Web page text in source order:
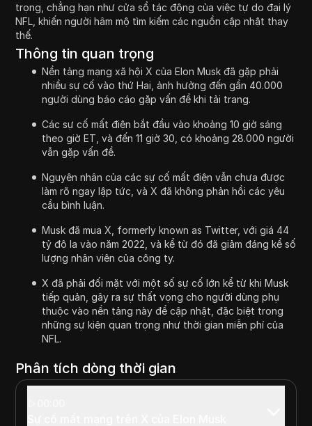
trọng, chẳng hạn như cửa sổ tác động của việc tự do đại lý
NFL, khiến người hâm mộ tìm kiếm các nguồn cập nhật thay
thế.
Thông tin quan trọng
Nền tảng mạng xã hội X của Elon Musk đã gặp phải
nhiều sự cố vào thứ Hai, ảnh hưởng đến gần 40.000
người dùng báo cáo gặp vấn đề khi tải trang.
Các sự cố mất điện bắt đầu vào khoảng 10 giờ sáng
theo giờ ET, và đến 11 giờ 30, có khoảng 28.000 người
vẫn gặp vấn đề.
Nguyên nhân của các sự cố mất điện vẫn chưa được
làm rõ ngay lập tức, và X đã không phản hồi các yêu
cầu bình luận.
Musk đã mua X, formerly known as Twitter, với giá 44
tỷ đô la vào năm 2022, và kể từ đó đã giảm đáng kể số
lượng nhân viên của công ty.
X đã phải đối mặt với một số sự cố lớn kể từ khi Musk
tiếp quản, gây ra sự thất vọng cho người dùng phụ
thuộc vào nền tảng này để cập nhật, đặc biệt trong
những sự kiện quan trọng như thời gian miễn phí của
NFL.
Phân tích dòng thời gian